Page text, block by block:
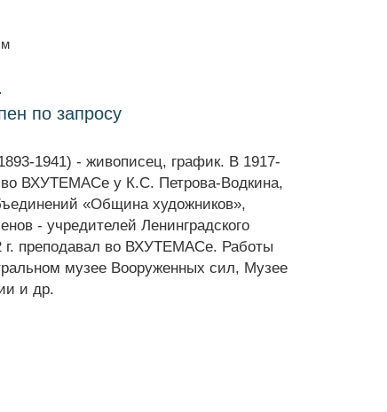
по запросу
1941) - живописец, график. В 1917-
во ВХУТЕМАСе у К.С. Петрова-Водкина,
«Община художников»,
- учредителей Ленинградского
преподавал во ВХУТЕМАСе. Работы
музее Вооруженных сил, Музее
и др.